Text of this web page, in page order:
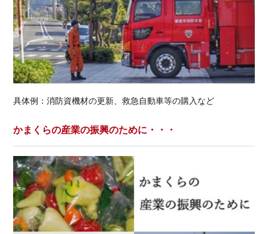
具体例：消防資機材の更新、救急自動車等の購入など
かまくらの産業の振興のために・・・